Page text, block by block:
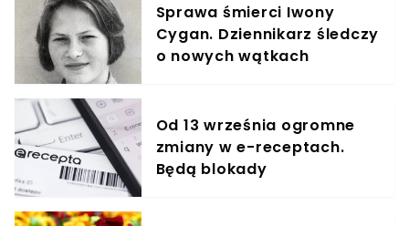
Sprawa śmierci Iwony
Cygan. Dziennikarz śledczy
o nowych wątkach
Od 13 września ogromne
zmiany w e-receptach.
Będą blokady